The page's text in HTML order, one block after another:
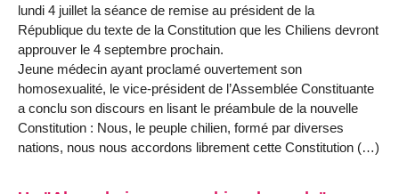
lundi 4 juillet la séance de remise au président de la
République du texte de la Constitution que les Chiliens devront
approuver le 4 septembre prochain.
Jeune médecin ayant proclamé ouvertement son
homosexualité, le vice-président de l’Assemblée Constituante
a conclu son discours en lisant le préambule de la nouvelle
Constitution : Nous, le peuple chilien, formé par diverses
nations, nous nous accordons librement cette Constitution (…)